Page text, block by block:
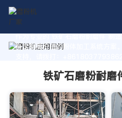
作为专业的 铁矿石磨粉耐磨件 制
身定制高价值的粉体加工系统方案
铁矿石磨粉耐磨